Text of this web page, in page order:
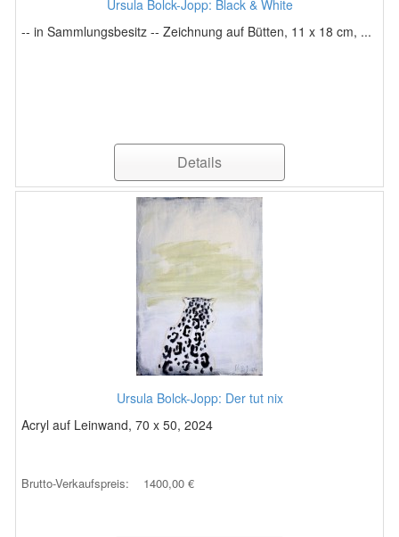
Ursula Bolck-Jopp: Black & White
-- in Sammlungsbesitz -- Zeichnung auf Bütten, 11 x 18 cm, ...
Details
Ursula Bolck-Jopp: Der tut nix
Acryl auf Leinwand, 70 x 50, 2024
Brutto-Verkaufspreis: 1400,00 €